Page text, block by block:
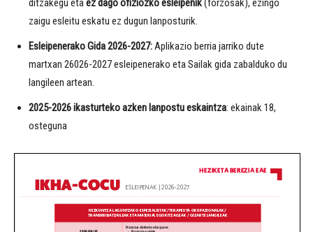
ditzakegu etaez dago ofiziozko esleipenik(forzosak), ezingo
zaigu esleitu eskatu ez dugun lanposturik.
Esleipenerako Gida 2026-2027:Aplikazio berria jarriko dute
martxan 26026-2027 esleipenerako eta Sailak gida zabalduko du
langileen artean.
2025-2026 ikasturteko azken lanpostu eskaintza: ekainak 18,
osteguna